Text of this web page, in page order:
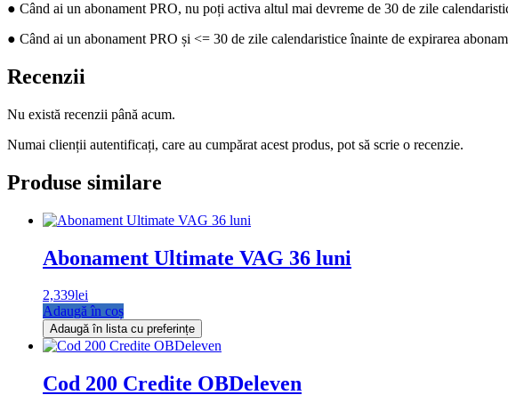
● Când ai un abonament PRO, nu poți activa altul mai devreme de 30 de zile
● Când ai un abonament PRO și <= 30 de zile calendaristice înainte de expirarea
Recenzii
Nu există recenzii până acum.
Numai clienții autentificați, care au cumpărat acest produs, pot să scrie o recenzie.
Produse similare
Abonament Ultimate VAG 36 luni
2,339lei
Adaugă în coș
Adaugă în lista cu preferințe
Cod 200 Credite OBDeleven